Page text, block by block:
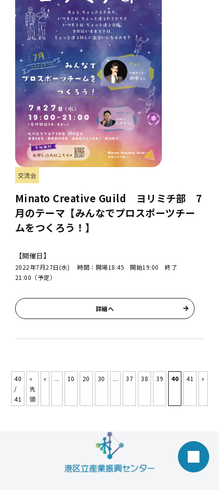
交流会
Minato Creative Guild ヨリミチ部 7
月のテーマ【みんなでプロスポーツチー
ムをつくろう！】
【開催日】
2022年7月27日(水) 時間：開場18:45 開始19:00 終了
21:00（予定）
詳細へ
40
/
41
«
先
頭
« ... 10 20 30 ... 37 38 39 40 41 »